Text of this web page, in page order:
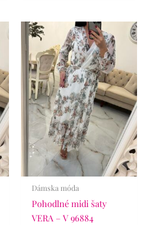
Dámska móda
Pohodlné midi šaty
VERA – V 96884